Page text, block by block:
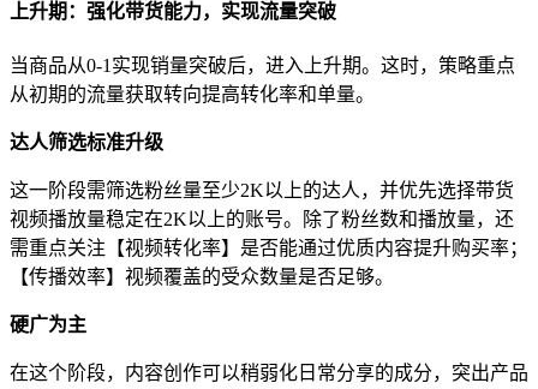
上升期：强化带货能力，实现流量突破
当商品从0-1实现销量突破后，进入上升期。这时，策略重点
从初期的流量获取转向提高转化率和单量。
达人筛选标准升级
这一阶段需筛选粉丝量至少2K以上的达人，并优先选择带货
视频播放量稳定在2K以上的账号。除了粉丝数和播放量，还
需重点关注【视频转化率】是否能通过优质内容提升购买率；
【传播效率】视频覆盖的受众数量是否足够。
硬广为主
在这个阶段，内容创作可以稍弱化日常分享的成分，突出产品